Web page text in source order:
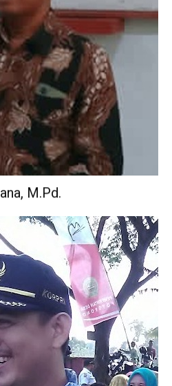
Sekolah
M.Pd.
Urusan Kurikulum.